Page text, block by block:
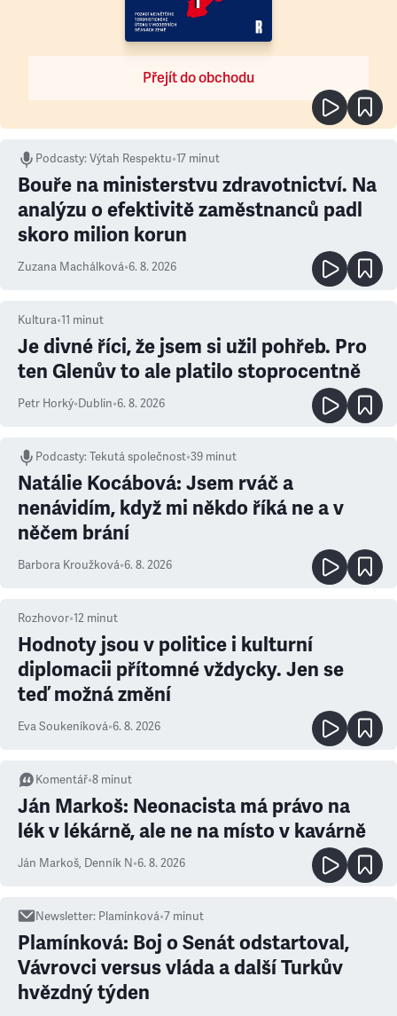
Přejít do obchodu
Podcasty:Výtah Respektu•17 minut
Bouře na ministerstvu zdravotnictví. Na
analýzu o efektivitě zaměstnanců padl
skoro milion korun
Zuzana Machálková•6. 8. 2026
Kultura•11 minut
Je divné říci, že jsem si užil pohřeb. Pro
ten Glenův to ale platilo stoprocentně
Petr Horký•Dublin•6. 8. 2026
Podcasty:Tekutá společnost•39 minut
Natálie Kocábová: Jsem rváč a
nenávidím, když mi někdo říká ne a v
něčem brání
Barbora Kroužková•6. 8. 2026
Rozhovor•12 minut
Hodnoty jsou v politice i kulturní
diplomacii přítomné vždycky. Jen se
teď možná změní
Eva Soukeníková•6. 8. 2026
Komentář•8 minut
Ján Markoš: Neonacista má právo na
lék v lékárně, ale ne na místo v kavárně
Ján Markoš, Denník N•6. 8. 2026
Newsletter: Plamínková•7 minut
Plamínková: Boj o Senát odstartoval,
Vávrovci versus vláda a další Turkův
hvězdný týden